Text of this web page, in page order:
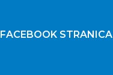
FACEBOOK STRANICA